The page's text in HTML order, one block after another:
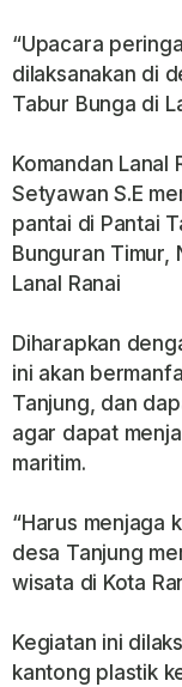
“Upacara
dilaksanakan di
Tabur Bunga di
Komandan Lanal
Setyawan S.E
pantai di Pantai
Bunguran Timur,
Lanal Ranai
Diharapkan
ini akan
Tanjung, dan
agar dapat
maritim.
“Harus menjaga
desa Tanjung
wisata di Kota
Kegiatan ini
kantong plastik